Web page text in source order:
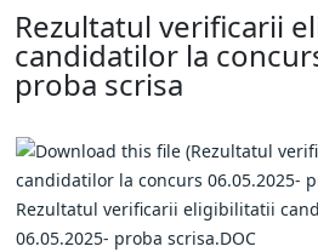
Rezultatul verificarii
candidatilor la
proba scrisa
Rezultatul verificarii eligibilitatii
06.05.2025- proba scrisa.DOC